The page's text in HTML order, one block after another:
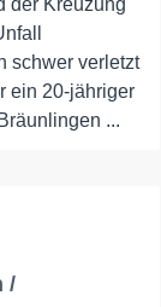
der Kreuzung
schwer verletzt
ein 20-jähriger
...
/